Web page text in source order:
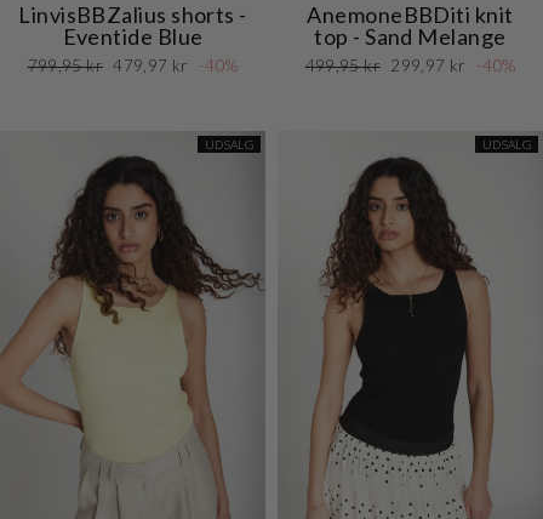
LinvisBBZalius shorts -
Eventide Blue
Normalpris
799,95 kr Udsalgspris
479,97 kr -40%
AnemoneBBDiti knit
top - Sand Melange
Normalpris
499,95 kr Udsalgspris
299,97 kr -40%
UDSALG UDSALG